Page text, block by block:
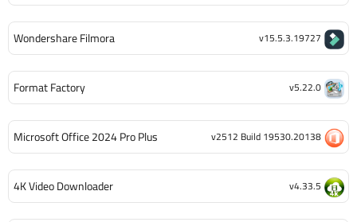
Wondershare Filmora v15.5.3.19727
Format Factory v5.22.0
Microsoft Office 2024 Pro Plus v2512 Build 19530.20138
4K Video Downloader v4.33.5